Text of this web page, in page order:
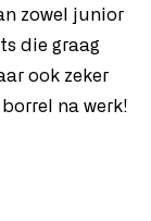
zowel junior
die graag
ook zeker
na werk!